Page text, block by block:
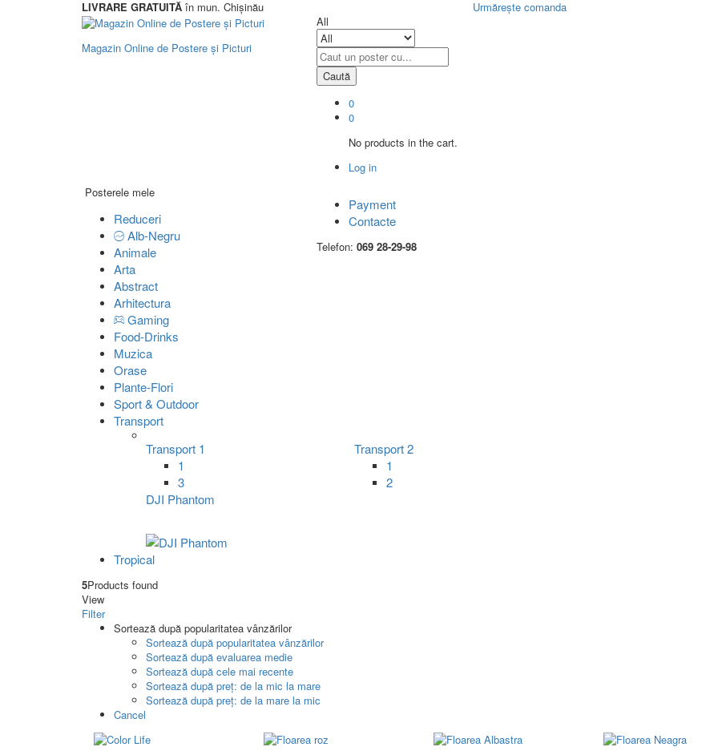
LIVRARE GRATUITĂ în mun. Chișinău Urmărește comanda
Magazin Online de Postere și Picturi
All
Caută
0
0
No products in the cart.
Log in
Posterele mele
Reduceri
Alb-Negru
Animale
Arta
Abstract
Arhitectura
Gaming
Food-Drinks
Muzica
Orase
Plante-Flori
Sport & Outdoor
Transport
Transport 1
1
3
Transport 2
1
2
DJI Phantom
Tropical
Payment
Contacte
Telefon: 069 28-29-98
5Products found
View
Filter
Sortează după popularitatea vânzărilor
Sortează după popularitatea vânzărilor
Sortează după evaluarea medie
Sortează după cele mai recente
Sortează după preț: de la mic la mare
Sortează după preț: de la mare la mic
Cancel